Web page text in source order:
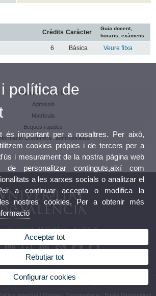
Crèdits Caràcter
Guia docent,
horaris, exàmens
6 Bàsica Veure fitxa
Oferta de Graus UV
Admissió
Matrícula
Beques i ajudes
acadèmica i administrativa
d'Història de l'Art
Ibáñez, 28. 46010 València. Telèfon: (+34) 96 386 42 41
política de
és important per a nosaltres. Per això,
cookies pròpies i de tercers per a
i mesurament de la nostra pàgina web
personalitzar continguts,així com
a les xarxes socials o analitzar el
a continuar accepta o modifica la
nostres cookies. Per a obtenir més
Acceptar tot
Rebutjar tot
Configurar cookies